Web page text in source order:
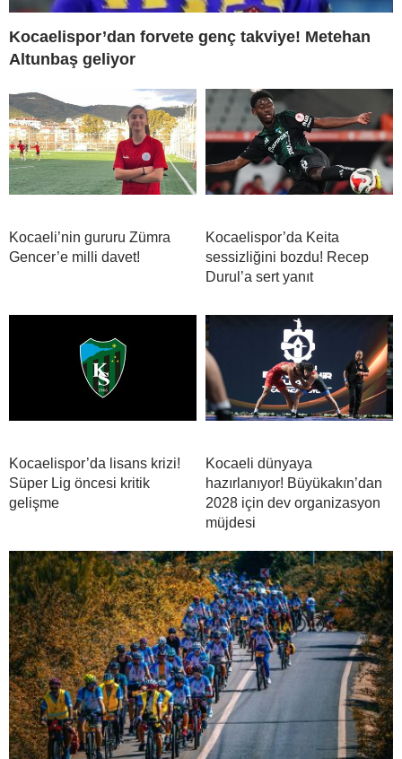
Kocaelispor’dan forvete genç takviye! Metehan
Altunbaş geliyor
Kocaeli’nin gururu Zümra
Gencer’e milli davet!
Kocaelispor’da Keita
sessizliğini bozdu! Recep
Durul’a sert yanıt
Kocaelispor’da lisans krizi!
Süper Lig öncesi kritik
gelişme
Kocaeli dünyaya
hazırlanıyor! Büyükakın’dan
2028 için dev organizasyon
müjdesi